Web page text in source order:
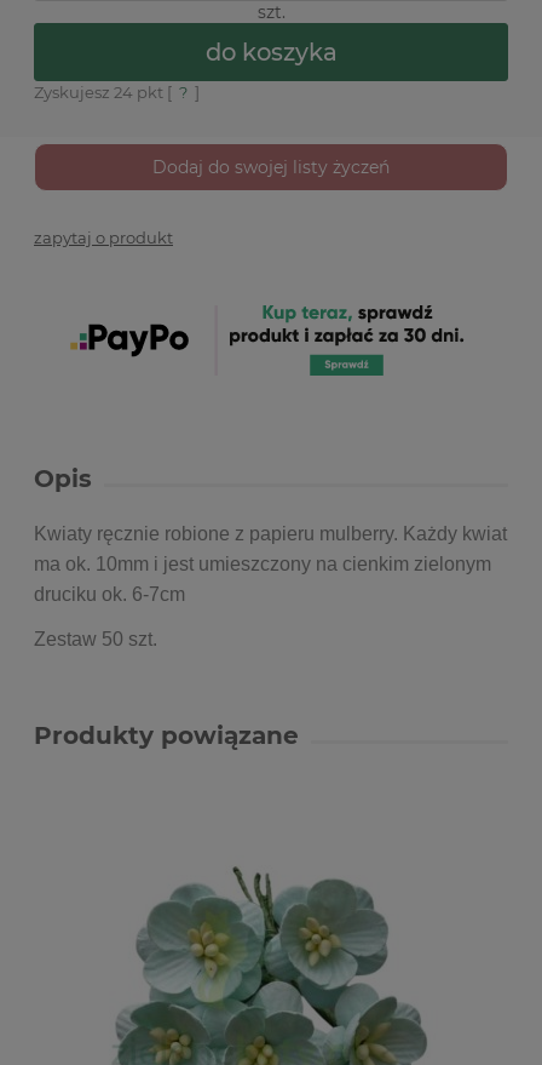
szt.
do koszyka
Zyskujesz 24 pkt [ ? ]
Dodaj do swojej listy życzeń
zapytaj o produkt
Opis
Kwiaty ręcznie robione z papieru mulberry. Każdy kwiat
ma ok. 10mm i jest umieszczony na cienkim zielonym
druciku ok. 6-7cm
Zestaw 50 szt.
Produkty powiązane